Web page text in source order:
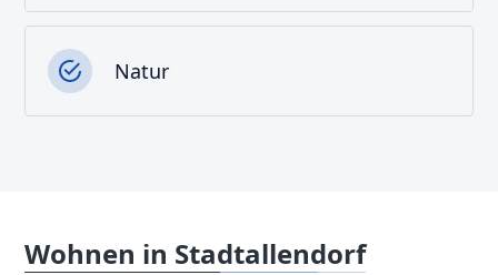
Natur
Wohnen in Stadtallendorf